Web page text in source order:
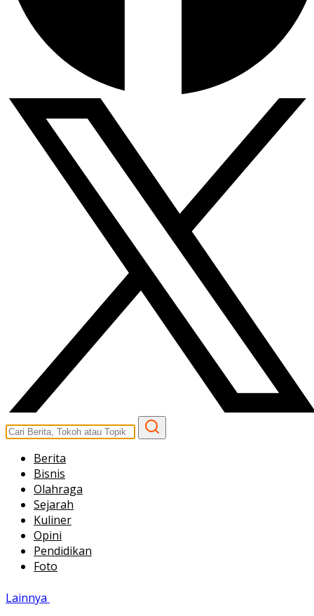
Berita
Bisnis
Olahraga
Sejarah
Kuliner
Opini
Pendidikan
Foto
Lainnya